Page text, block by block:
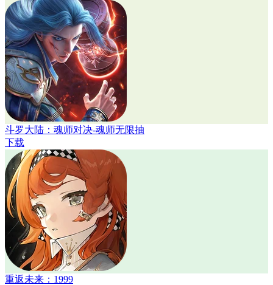
斗罗大陆：魂师对决-魂师无限抽
下载
重返未来：1999